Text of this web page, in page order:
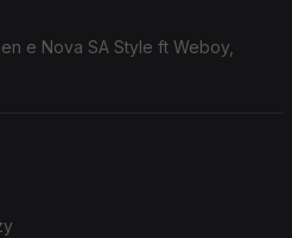
e Nova SA Style ft Weboy,